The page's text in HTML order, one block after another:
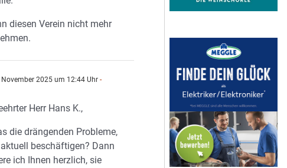
diesen Verein nicht mehr
November 2025 um 12:44 Uhr -
Herr Hans K.,
die drängenden Probleme,
beschäftigen? Dann
ich Ihnen herzlich, sie